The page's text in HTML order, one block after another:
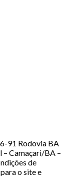
91 Rodovia BA
– Camaçari/BA –
de
o site e